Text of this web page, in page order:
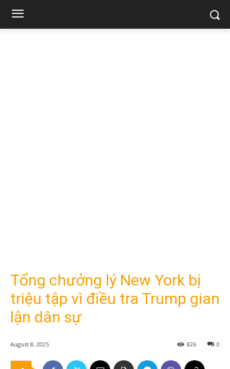
Tổng chưởng lý New York bị
triệu tập vì điều tra Trump gian
lận dân sự
August 8, 2025 0
826